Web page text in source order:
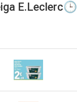
E.Leclerc🕒